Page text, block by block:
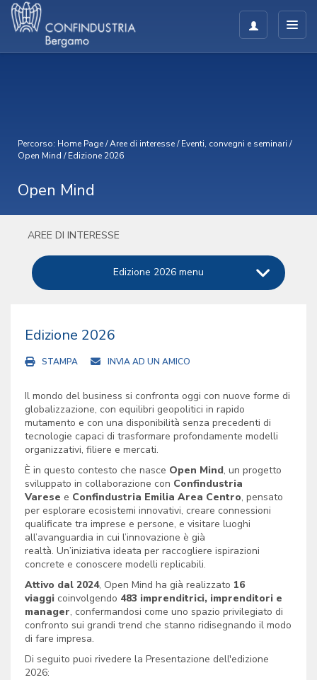
Percorso: Home Page/Aree di interesse/Eventi, convegni e seminari /
Open Mind /Edizione 2026
Open Mind
AREE DI INTERESSE
Edizione 2026 menu
Edizione 2026
STAMPA INVIA AD UN AMICO
Il mondo del business si confronta oggi con nuove forme di
globalizzazione, con equilibri geopolitici in rapido
mutamento e con una disponibilità senza precedenti di
tecnologie capaci di trasformare profondamente modelli
organizzativi, filiere e mercati.
È in questo contesto che nasce Open Mind, un progetto
sviluppato in collaborazione con Confindustria
Varese e Confindustria Emilia Area Centro, pensato
per esplorare ecosistemi innovativi, creare connessioni
qualificate tra imprese e persone, e visitare luoghi
all’avanguardia in cui l’innovazione è già
realtà. Un’iniziativa ideata per raccogliere ispirazioni
concrete e conoscere modelli replicabili.
Attivo dal 2024, Open Mind ha già realizzato 16
viaggi coinvolgendo 483 imprenditrici, imprenditori e
manager, confermandosi come uno spazio privilegiato di
confronto sui grandi trend che stanno ridisegnando il modo
di fare impresa.
Di seguito puoi rivedere la Presentazione dell'edizione
2026: